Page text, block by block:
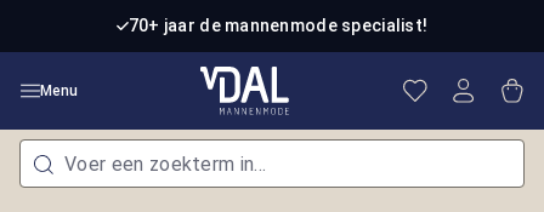
Ga naar de hoofdinhoud70+ jaar de mannenmode specialist!
Menu Je hebt 0